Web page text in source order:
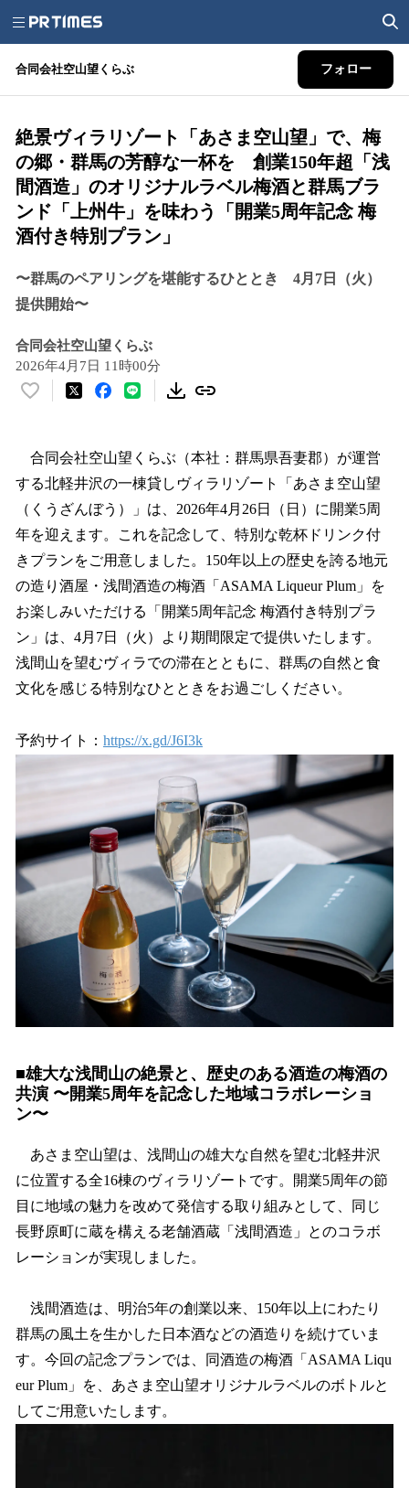
合同会社空山望くらぶ フォロー
絶景ヴィラリゾート「あさま空山望」で、梅
の郷・群馬の芳醇な一杯を 創業150年超「浅
間酒造」のオリジナルラベル梅酒と群馬ブラ
ンド「上州牛」を味わう「開業5周年記念 梅
酒付き特別プラン」
〜群馬のペアリングを堪能するひととき 4月7日（火）
提供開始〜
合同会社空山望くらぶ
2026年4月7日 11時00分
い
！
数
を
読
み
込
み
中
で
合同会社空山望くらぶ（本社：群馬県吾妻郡）が運営
する北軽井沢の一棟貸しヴィラリゾート「あさま空山望
（くうざんぼう）」は、2026年4月26日（日）に開業5周
年を迎えます。これを記念して、特別な乾杯ドリンク付
きプランをご用意しました。150年以上の歴史を誇る地元
の造り酒屋・浅間酒造の梅酒「ASAMA Liqueur Plum」を
お楽しみいただける「開業5周年記念 梅酒付き特別プラ
ン」は、4月7日（火）より期間限定で提供いたします。
浅間山を望むヴィラでの滞在とともに、群馬の自然と食
文化を感じる特別なひとときをお過ごしください。
予約サイト： https://x.gd/J6I3k
■雄大な浅間山の絶景と、歴史のある酒造の梅酒の
共演 〜開業5周年を記念した地域コラボレーショ
ン〜
あさま空山望は、浅間山の雄大な自然を望む北軽井沢
に位置する全16棟のヴィラリゾートです。開業5周年の節
目に地域の魅力を改めて発信する取り組みとして、同じ
長野原町に蔵を構える老舗酒蔵「浅間酒造」とのコラボ
レーションが実現しました。
浅間酒造は、明治5年の創業以来、150年以上にわたり
群馬の風土を生かした日本酒などの酒造りを続けていま
す。今回の記念プランでは、同酒造の梅酒「ASAMA Liqu
eur Plum」を、あさま空山望オリジナルラベルのボトルと
してご用意いたします。